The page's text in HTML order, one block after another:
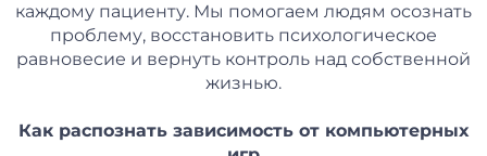
каждому пациенту. Мы помогаем людям осознать
проблему, восстановить психологическое
равновесие и вернуть контроль над собственной
жизнью.
Как распознать зависимость от компьютерных